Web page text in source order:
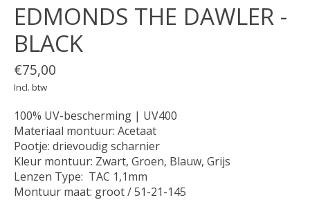
EDMONDS THE DAWLER -
BLACK
€75,00
Incl. btw
100% UV-bescherming | UV400
Materiaal montuur: Acetaat
Pootje: drievoudig scharnier
Kleur montuur: Zwart, Groen, Blauw, Grijs
Lenzen Type: TAC 1,1mm
Montuur maat: groot / 51-21-145